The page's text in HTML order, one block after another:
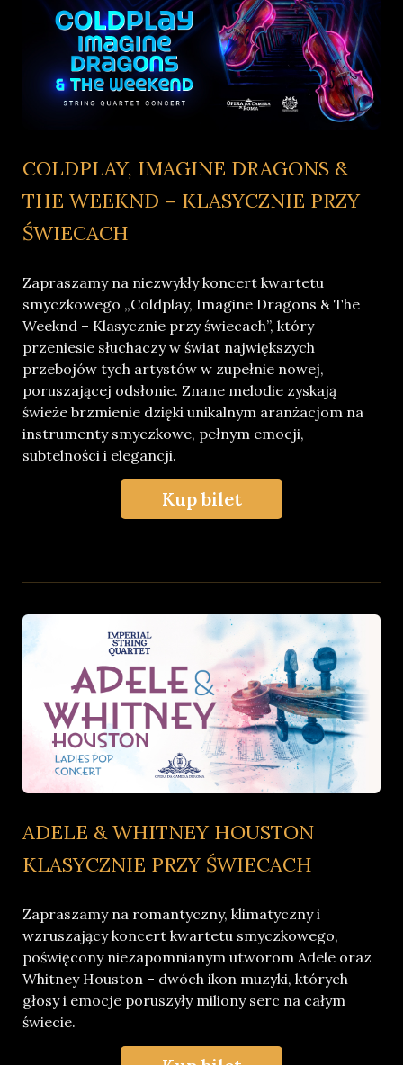
COLDPLAY, IMAGINE DRAGONS &
THE WEEKND – KLASYCZNIE PRZY
ŚWIECACH
Zapraszamy na niezwykły koncert kwartetu
smyczkowego „Coldplay, Imagine Dragons & The
Weeknd – Klasycznie przy świecach”, który
przeniesie słuchaczy w świat największych
przebojów tych artystów w zupełnie nowej,
poruszającej odsłonie. Znane melodie zyskają
świeże brzmienie dzięki unikalnym aranżacjom na
instrumenty smyczkowe, pełnym emocji,
subtelności i elegancji.
Kup bilet
ADELE & WHITNEY HOUSTON
KLASYCZNIE PRZY ŚWIECACH
Zapraszamy na romantyczny, klimatyczny i
wzruszający koncert kwartetu smyczkowego,
poświęcony niezapomnianym utworom Adele oraz
Whitney Houston – dwóch ikon muzyki, których
głosy i emocje poruszyły miliony serc na całym
świecie.